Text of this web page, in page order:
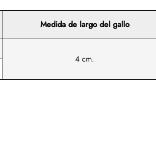
Medida de largo del gallo
4 cm.